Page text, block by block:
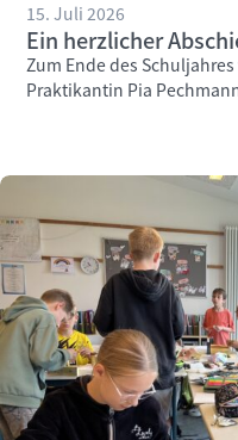
15. Juli 2026
Ein herzlicher
Zum Ende des
Praktikantin Pia